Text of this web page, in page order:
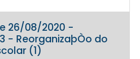
26/08/2020 -
- ReorganizaþÒo do
(1)